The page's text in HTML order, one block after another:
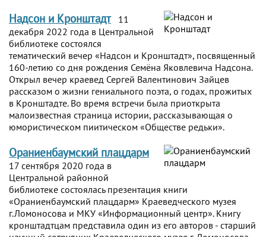
Надсон и Кронштадт
11
декабря 2022 года в Центральной
библиотеке состоялся
тематический вечер «Надсон и Кронштадт», посвященный
160-летию со дня рождения Семёна Яковлевича Надсона.
Открыл вечер краевед Сергей Валентинович Зайцев
рассказом о жизни гениального поэта, о годах, прожитых
в Кронштадте. Во время встречи была приоткрыта
малоизвестная страница истории, рассказывающая о
юмористическом пиитическом «Обществе редьки».
Ораниенбаумский плацдарм
17 сентября 2020 года в
Центральной районной
библиотеке состоялась презентация книги
«Ораниенбаумский плацдарм» Краеведческого музея
г.Ломоносова и МКУ «Информационный центр». Книгу
кронштадтцам представила один из его авторов - старший